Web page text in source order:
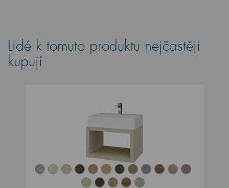
Lidé k tomuto produktu nejčastěji
kupují